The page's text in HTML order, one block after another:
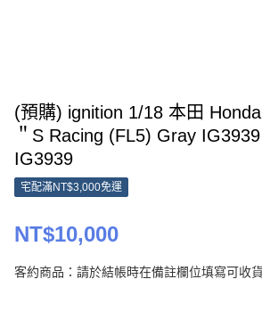
(預購) ignition 1/18 本田
＂S Racing (FL5) Gray IG3939
IG3939
宅配滿NT$3,000免運
NT$10,000
客約商品：請於結帳時在備註欄位填寫可收